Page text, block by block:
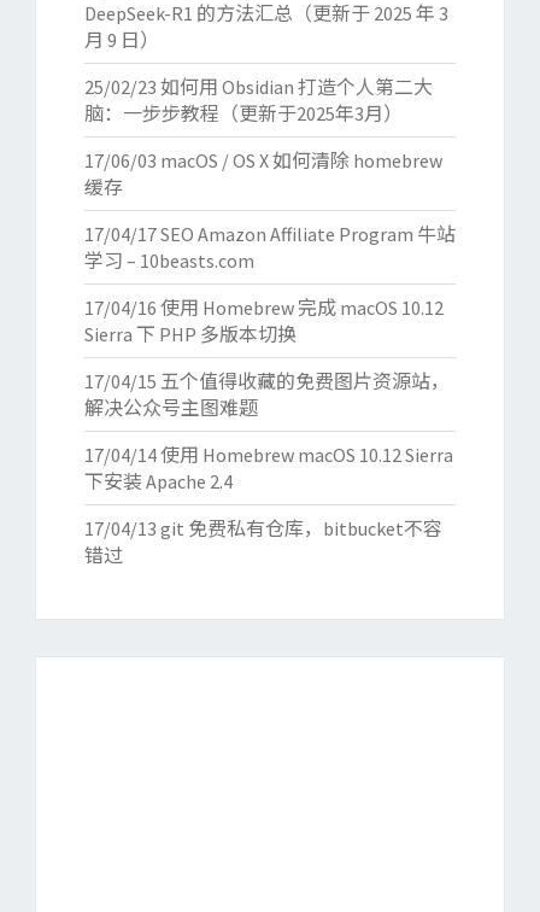
DeepSeek-R1 的方法汇总（更新于 2025 年 3
月 9 日）
25/02/23 如何用 Obsidian 打造个人第二大
脑：一步步教程（更新于2025年3月）
17/06/03 macOS / OS X 如何清除 homebrew
缓存
17/04/17SEO Amazon Affiliate Program 牛站
学习 – 10beasts.com
17/04/16 使用 Homebrew 完成 macOS 10.12
Sierra 下 PHP 多版本切换
17/04/15 五个值得收藏的免费图片资源站，
解决公众号主图难题
17/04/14使用 Homebrew macOS 10.12 Sierra
下安装 Apache 2.4
17/04/13 git 免费私有仓库，bitbucket不容
错过